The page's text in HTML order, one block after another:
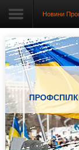
Головна
Про організацію
Документація
Електронний
Новини